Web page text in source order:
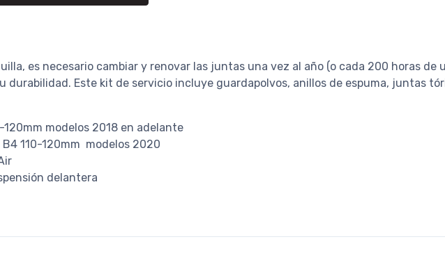
es necesario cambiar y renovar las juntas una vez al año (o cada 200 horas de
durabilidad. Este kit de servicio incluye guardapolvos, anillos de espuma, juntas
120mm modelos 2018 en adelante
B4 110-120mm modelos 2020
delantera